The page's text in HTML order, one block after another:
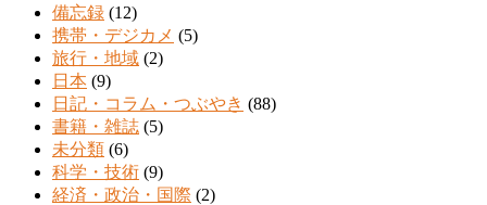
備忘録 (12)
携帯・デジカメ (5)
旅行・地域 (2)
日本 (9)
日記・コラム・つぶやき (88)
書籍・雑誌 (5)
未分類 (6)
科学・技術 (9)
経済・政治・国際 (2)